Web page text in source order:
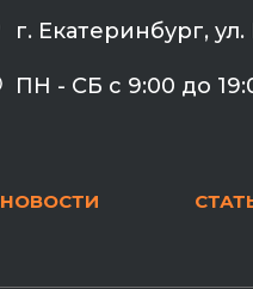
г. Екатеринбург,
ПН - СБ с 9:00 до
НОВОСТИ